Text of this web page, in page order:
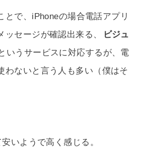
とで、iPhoneの場合電話アプリ
ッセージが確認出来る、
ビジュ
いうサービスに対応するが、電
わないと言う人も多い（僕はそ
いようで高く感じる。